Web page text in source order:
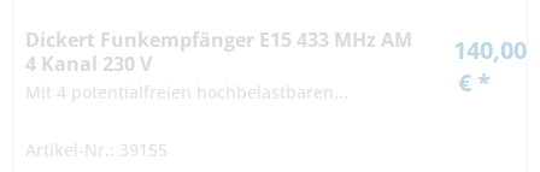
Dickert Funkempfänger E15 433 MHz AM
4 Kanal 230 V
Mit 4 potentialfreien hochbelastbaren...
Artikel-Nr.: 39155
140,00
€ *